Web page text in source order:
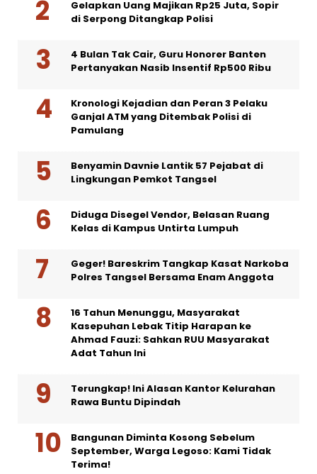
Gelapkan Uang Majikan Rp25 Juta, Sopir
di Serpong Ditangkap Polisi
4 Bulan Tak Cair, Guru Honorer Banten
Pertanyakan Nasib Insentif Rp500 Ribu
Kronologi Kejadian dan Peran 3 Pelaku
Ganjal ATM yang Ditembak Polisi di
Pamulang
Benyamin Davnie Lantik 57 Pejabat di
Lingkungan Pemkot Tangsel
Diduga Disegel Vendor, Belasan Ruang
Kelas di Kampus Untirta Lumpuh
Geger! Bareskrim Tangkap Kasat Narkoba
Polres Tangsel Bersama Enam Anggota
16 Tahun Menunggu, Masyarakat
Kasepuhan Lebak Titip Harapan ke
Ahmad Fauzi: Sahkan RUU Masyarakat
Adat Tahun Ini
Terungkap! Ini Alasan Kantor Kelurahan
Rawa Buntu Dipindah
Bangunan Diminta Kosong Sebelum
September, Warga Legoso: Kami Tidak
Terima!